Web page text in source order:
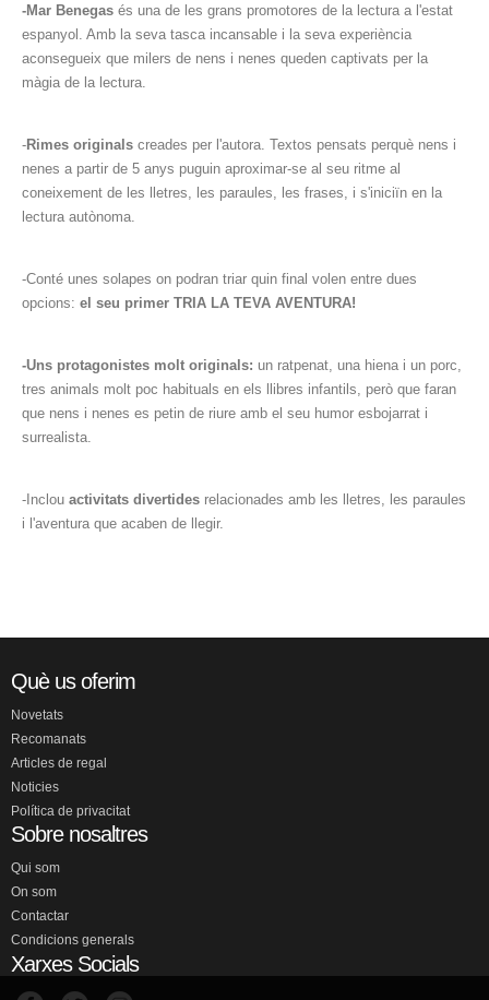
-Mar Benegas és una de les grans promotores de la lectura a l'estat
espanyol. Amb la seva tasca incansable i la seva experiència
aconsegueix que milers de nens i nenes queden captivats per la
màgia de la lectura.
-Rimes originals creades per l'autora. Textos pensats perquè nens i
nenes a partir de 5 anys puguin aproximar-se al seu ritme al
coneixement de les lletres, les paraules, les frases, i s'iniciïn en la
lectura autònoma.
-Conté unes solapes on podran triar quin final volen entre dues
opcions: el seu primer TRIA LA TEVA AVENTURA!
-Uns protagonistes molt originals: un ratpenat, una hiena i un porc,
tres animals molt poc habituals en els llibres infantils, però que faran
que nens i nenes es petin de riure amb el seu humor esbojarrat i
surrealista.
-Inclou activitats divertides relacionades amb les lletres, les paraules
i l'aventura que acaben de llegir.
Què us oferim
Novetats
Recomanats
Articles de regal
Noticies
Política de privacitat
Sobre nosaltres
Qui som
On som
Contactar
Condicions generals
Xarxes Socials